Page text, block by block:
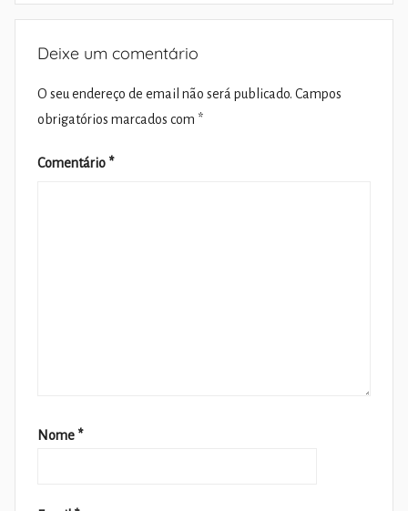
Deixe um comentário
O seu endereço de email não será publicado. Campos
obrigatórios marcados com *
Comentário *
Nome *